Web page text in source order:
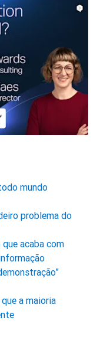
mundo
problema do
que acaba com
a maioria